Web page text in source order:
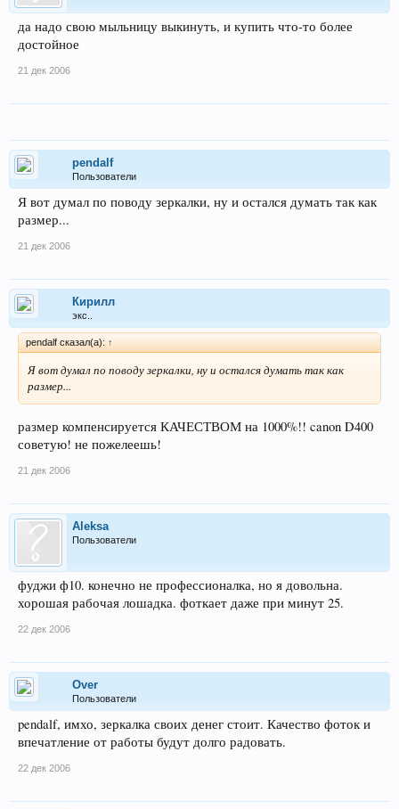
да надо свою мыльницу выкинуть, и купить что-то более
достойное
21 дек 2006
pendalf
Пользователи
Я вот думал по поводу зеркалки, ну и остался думать так как
размер...
21 дек 2006
Кирилл
экс..
pendalf сказал(а): ↑
Я вот думал по поводу зеркалки, ну и остался думать так как
размер...
размер компенсируется КАЧЕСТВОМ на 1000%!! canon D400
советую! не пожелеешь!
21 дек 2006
Aleksa
Пользователи
фуджи ф10. конечно не профессионалка, но я довольна.
хорошая рабочая лошадка. фоткает даже при минут 25.
22 дек 2006
Over
Пользователи
pendalf, имхо, зеркалка своих денег стоит. Качество фоток и
впечатление от работы будут долго радовать.
22 дек 2006